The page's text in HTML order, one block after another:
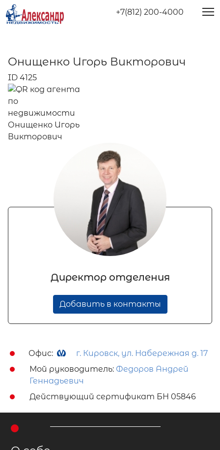
+7(812) 200-4000
Онищенко Игорь Викторович
ID 4125
Директор отделения
Добавить в контакты
Офис:
г. Кировск, ул. Набережная д. 17
Мой руководитель: Федоров Андрей
Геннадьевич
Действующий сертификат БН 05846